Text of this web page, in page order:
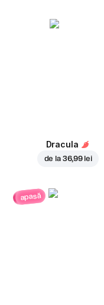
Dracula
de la 36,99 lei
apasă